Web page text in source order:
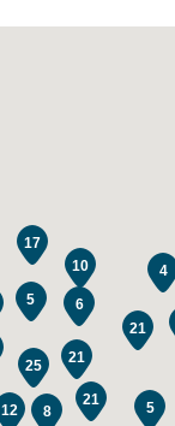
21
21
17
25
5
10
12
21
6
4
5
8